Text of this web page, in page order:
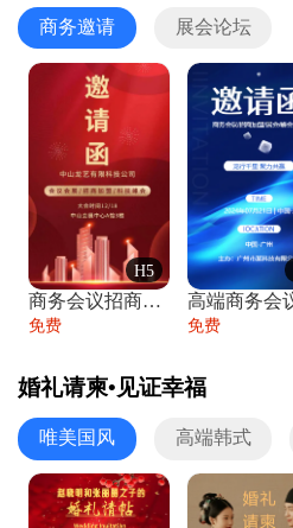
商务邀请 展会论坛
H5
商务会议招商展会科技峰会邀请函年会邀请
免费 免费
婚礼请柬•见证幸福
唯美国风 高端韩式